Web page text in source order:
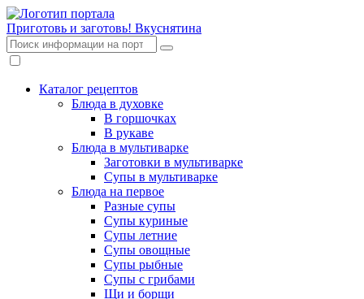
Приготовь и заготовь! Вкуснятина
Каталог рецептов
Блюда в духовке
В горшочках
В рукаве
Блюда в мультиварке
Заготовки в мультиварке
Супы в мультиварке
Блюда на первое
Разные супы
Супы куриные
Супы летние
Супы овощные
Супы рыбные
Супы с грибами
Щи и борщи